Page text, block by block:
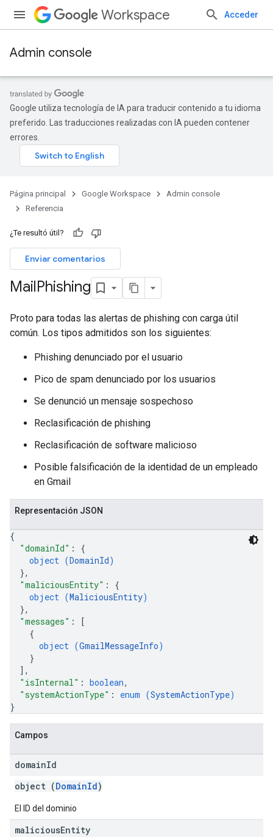
Workspace Acceder
Admin console
Google utiliza tecnología de IA para traducir contenido a tu idioma
preferido. Las traducciones realizadas con IA pueden contener
errores.
Página principal Google Workspace
Admin console
Referencia
¿Te resultó útil?
Enviar comentarios
MailPhishing
Proto para todas las alertas de phishing con carga útil
común. Los tipos admitidos son los siguientes:
Phishing denunciado por el usuario
Pico de spam denunciado por los usuarios
Se denunció un mensaje sospechoso
Reclasificación de phishing
Reclasificación de software malicioso
Posible falsificación de la identidad de un empleado
en Gmail
Representación JSON
{
"domainId" : {
object (DomainId)
},
"maliciousEntity" : {
object (MaliciousEntity)
},
"messages" :
[
{
object (GmailMessageInfo)
}
] ,
"isInternal" : boolean,
"systemActionType" : enum (SystemActionType)
}
Campos
domainId
object (DomainId)
El ID del dominio
maliciousEntity